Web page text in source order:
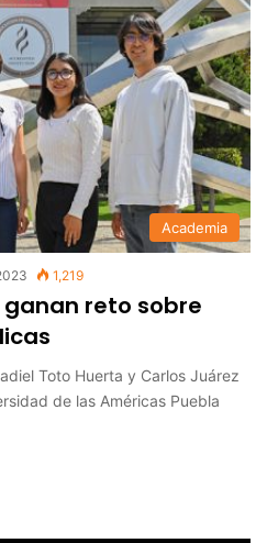
Academia
1,219
ganan reto sobre
Toto Huerta y Carlos Juárez
de las Américas Puebla